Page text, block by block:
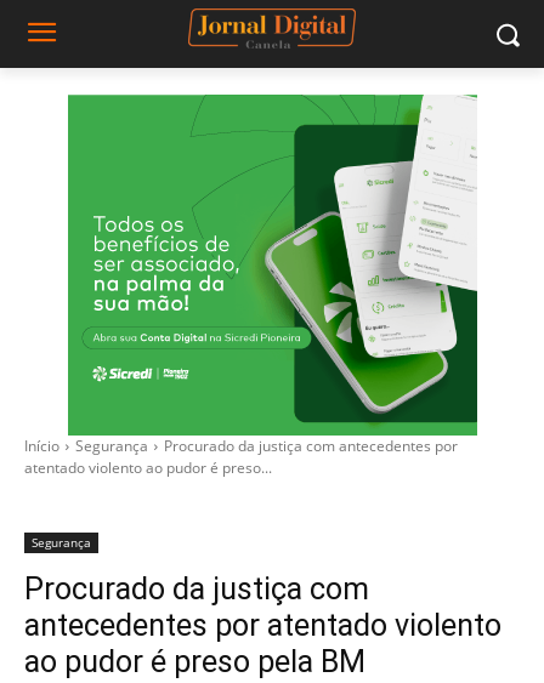
Início Segurança
Procurado da justiça com antecedentes por
atentado violento ao pudor é preso...
Segurança
Procurado da justiça com
antecedentes por atentado violento
ao pudor é preso pela BM